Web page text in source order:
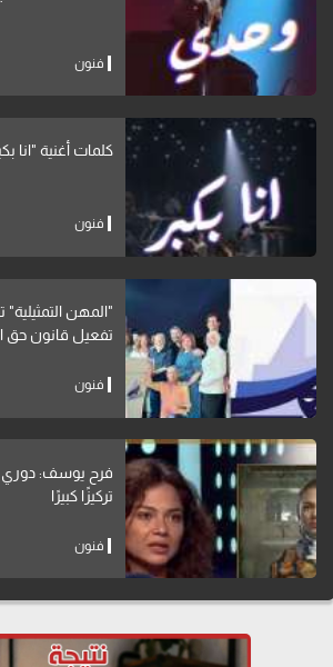
فنون
كلمات أغنية "انا بكبر" لــ كايروكي
فنون
"المهن
تفعيل قانون حق
فنون
فرح يوسف: دوري
تركيزًا كبيرًا
فنون